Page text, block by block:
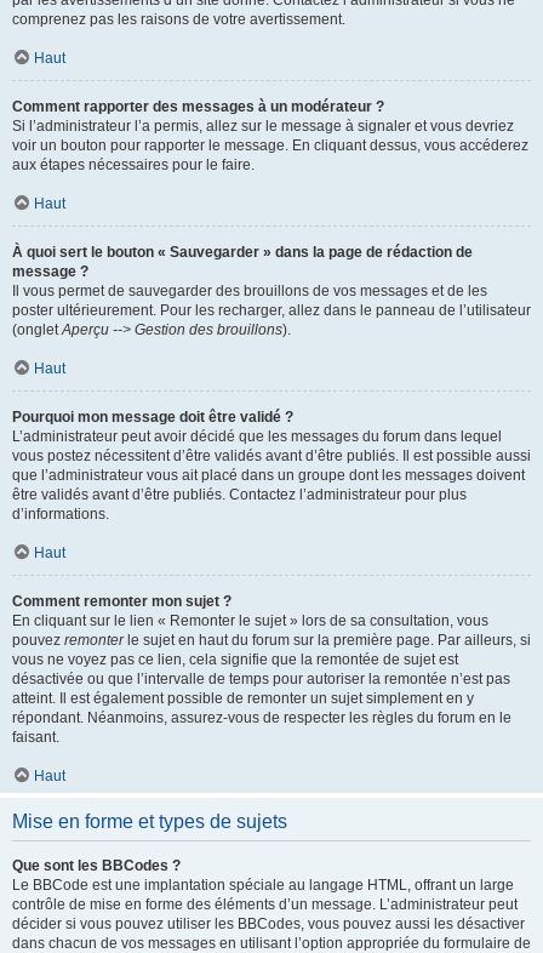
comprenez pas les raisons de votre avertissement.
Haut
Comment rapporter des messages à un modérateur ?
Si l’administrateur l’a permis, allez sur le message à signaler et vous devriez
voir un bouton pour rapporter le message. En cliquant dessus, vous accéderez
aux étapes nécessaires pour le faire.
Haut
À quoi sert le bouton « Sauvegarder » dans la page de rédaction de
message ?
Il vous permet de sauvegarder des brouillons de vos messages et de les
poster ultérieurement. Pour les recharger, allez dans le panneau de l’utilisateur
(ongletAperçu --> Gestion des brouillons).
Haut
Pourquoi mon message doit être validé ?
L’administrateur peut avoir décidé que les messages du forum dans lequel
vous postez nécessitent d’être validés avant d’être publiés. Il est possible aussi
que l’administrateur vous ait placé dans un groupe dont les messages doivent
être validés avant d’être publiés. Contactez l’administrateur pour plus
d’informations.
Haut
Comment remonter mon sujet ?
En cliquant sur le lien « Remonter le sujet » lors de sa consultation, vous
pouvez remonterle sujet en haut du forum sur la première page. Par ailleurs, si
vous ne voyez pas ce lien, cela signifie que la remontée de sujet est
désactivée ou que l’intervalle de temps pour autoriser la remontée n’est pas
atteint. Il est également possible de remonter un sujet simplement en y
répondant. Néanmoins, assurez-vous de respecter les règles du forum en le
faisant.
Haut
Mise en forme et types de sujets
Que sont les BBCodes ?
Le BBCode est une implantation spéciale au langage HTML, offrant un large
contrôle de mise en forme des éléments d’un message. L’administrateur peut
décider si vous pouvez utiliser les BBCodes, vous pouvez aussi les désactiver
dans chacun de vos messages en utilisant l’option appropriée du formulaire de